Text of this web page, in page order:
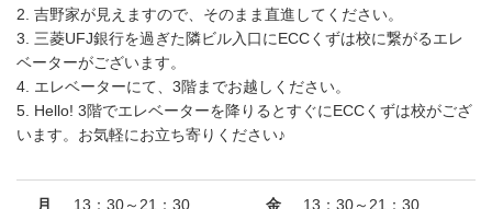
2. 吉野家が見えますので、そのまま直進してください。
3. 三菱UFJ銀行を過ぎた隣ビル入口にECCくずは校に繋がるエレ
ベーターがございます。
4. エレベーターにて、3階までお越しください。
5. Hello! 3階でエレベーターを降りるとすぐにECCくずは校がござ
います。お気軽にお立ち寄りください♪
月 13：30～21：30 金 13：30～21：30